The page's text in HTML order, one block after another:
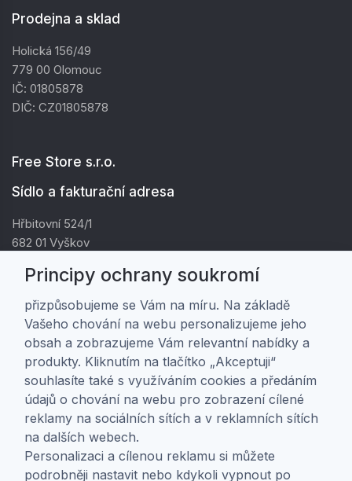
Prodejna a sklad
Holická 156/49
779 00 Olomouc
IČ: 01805878
DIČ: CZ01805878
Free Store s.r.o.
Sídlo a fakturační adresa
Hřbitovní 524/1
682 01 Vyškov
DIČ: CZ01805878
Zákaznická péče
Doprava a platba
Obchodní podmínky
Ochrana osobních údajů
Nastavení soukromí
O nás
Principy ochrany soukromí
přizpůsobujeme se Vám na míru. Na základě
Vašeho chování na webu personalizujeme jeho
obsah a zobrazujeme Vám relevantní nabídky a
produkty. Kliknutím na tlačítko „Akceptuji“
souhlasíte také s využíváním cookies a předáním
údajů o chování na webu pro zobrazení cílené
reklamy na sociálních sítích a v reklamních sítích
na dalších webech.
Personalizaci a cílenou reklamu si můžete
podrobněji nastavit nebo kdykoli vypnout po